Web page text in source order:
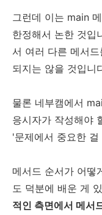
그런데 이는 main
한정해서 논한 것입
서 여러 다른 메서
되지는 않을 것입니
물론 네부캠에서
응시자가 작성해야
'문제에서 중요한
메서드 순서가 어떻
도 덕분에 배운 게
적인 측면에서 메서